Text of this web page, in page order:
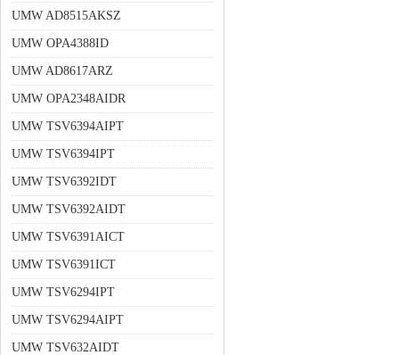
UMW AD8515AKSZ
UMW OPA4388ID
UMW AD8617ARZ
UMW OPA2348AIDR
UMW TSV6394AIPT
UMW TSV6394IPT
UMW TSV6392IDT
UMW TSV6392AIDT
UMW TSV6391AICT
UMW TSV6391ICT
UMW TSV6294IPT
UMW TSV6294AIPT
UMW TSV632AIDT